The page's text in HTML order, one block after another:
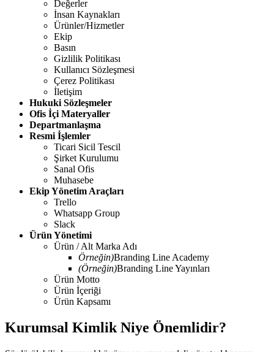
Değerler
İnsan Kaynakları
Ürünler/Hizmetler
Ekip
Basın
Gizlilik Politikası
Kullanıcı Sözleşmesi
Çerez Politikası
İletişim
Hukuki Sözleşmeler
Ofis İçi Materyaller
Departmanlaşma
Resmi İşlemler
Ticari Sicil Tescil
Şirket Kurulumu
Sanal Ofis
Muhasebe
Ekip Yönetim Araçları
Trello
Whatsapp Group
Slack
Ürün Yönetimi
Ürün / Alt Marka Adı
Örneğin)Branding Line Academy
(Örneğin)Branding Line Yayınları
Ürün Motto
Ürün İçeriği
Ürün Kapsamı
Kurumsal Kimlik Niye Önemlidir?